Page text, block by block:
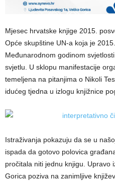
Mjesec hrvatske knjige 2015.
Opće skupštine UN-a koja je
Međunarodnom godinom
svjetlu. U sklopu manifestacije
temeljena na pitanjima o Nikoli
idućeg tjedna u izlogu knjižnice
Istraživanja pokazuju da se u
ispada da gotovo polovica
pročitala niti jednu knjigu. Upravo
Gorica poziva na zanimljive